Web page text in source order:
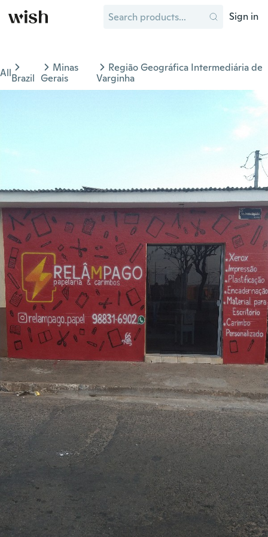
Sign in
AllBrazil
Minas
Gerais
Região Geográfica Intermediária de
Varginha